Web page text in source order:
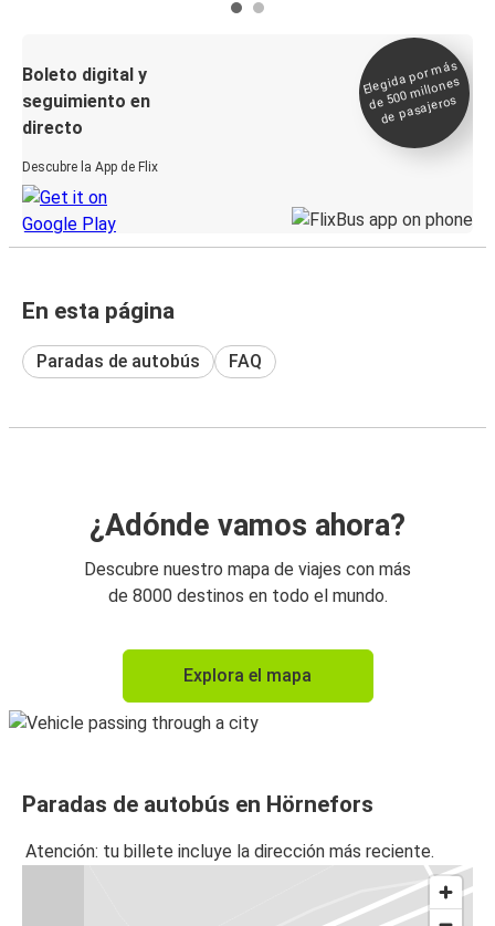
Boleto digital y
seguimiento en
directo
Descubre la App de Flix
Elegida por
más
de 500
millones
de pasajeros
En esta página
Paradas de autobús FAQ
¿Adónde vamos ahora?
Descubre nuestro mapa de viajes con más
de 8000 destinos en todo el mundo.
Explora el mapa
Paradas de autobús en Hörnefors
Atención: tu billete incluye la dirección más reciente.